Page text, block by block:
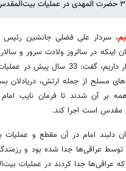
، سردار علی فضلی جانشین
اینکه در سالروز ولادت سرور و
فتح خرمشهر قرار داریم،
مسلح از جمله ارتش، دریادلان
بر آن شدند تا فرمان نایب
مقدس است اجرا کند.
توسط عراقی‌ها جدا شده بود و
که عراقی‌ها جدا کردند در عملیات